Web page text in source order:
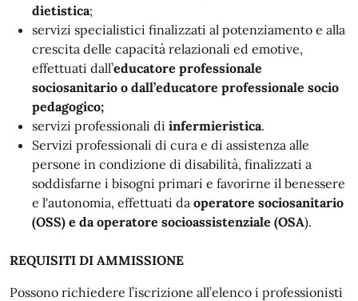
dietistica;
servizi specialistici finalizzati al potenziamento e alla
crescita delle capacità relazionali ed emotive,
effettuati dall’educatore professionale
sociosanitario o dall’educatore professionale socio
pedagogico;
servizi professionali di infermieristica.
Servizi professionali di cura e di assistenza alle
persone in condizione di disabilità, finalizzati a
soddisfarne i bisogni primari e favorirne il benessere
e l'autonomia, effettuati da operatore sociosanitario
(OSS) e da operatore socioassistenziale (OSA).
REQUISITI DI AMMISSIONE
Possono richiedere l’iscrizione all’elenco i professionisti